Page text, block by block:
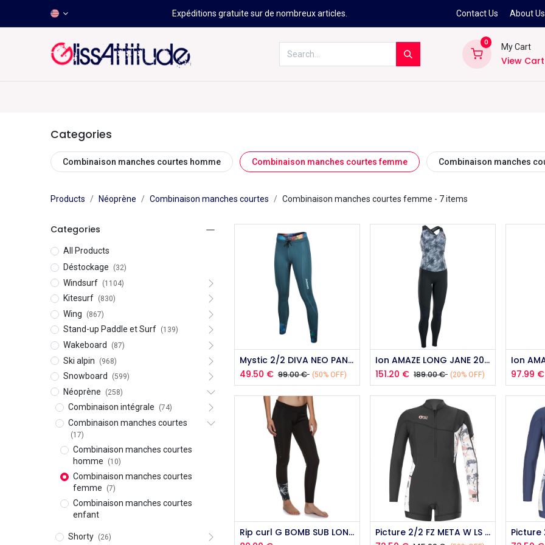
Expéditions gratuite sur de nombreux articles. Contact Us About Us
0
My Cart
View Cart
Categories
Combinaison manches courtes homme Combinaison manches courtes femme Combinaison manches
Products Néoprène Combinaison manches courtes Combinaison manches courtes femme - 7 items
Categories
All Products
Déstockage
(32)
Windsurf (1104)
Kitesurf (830)
Wing (867)
Stand-up Paddle et Surf (139)
Wakeboard (87)
Ski alpin (968)
Snowboard (599)
Néoprène (258)
Combinaison intégrale (74)
Combinaison manches courtes
(17)
Combinaison manches courtes
homme
(10)
Combinaison manches courtes
femme
(7)
Combinaison manches courtes
enfant
Shorty (26)
Mystic 2/2 DIVA NEO PANT 2020
49.50 € 99.00€ (50% OFF)
Add to Cart
Ion AMAZE LONG JANE 2022
151.20 € 189.00€ (20% OFF)
97.99 €
Add to Cart
Rip curl G BOMB SUB LONG PANT BLK
Picture 2/2 FZ META W LS 296 PLYA 2023